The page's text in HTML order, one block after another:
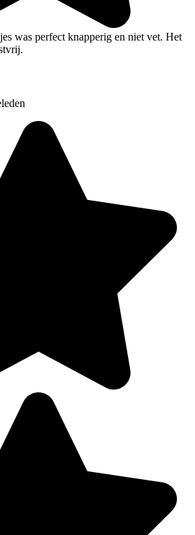
was perfect knapperig en niet vet. Het